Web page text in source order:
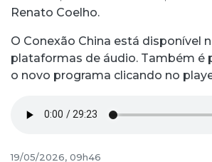
Renato Coelho.
O Conexão China está disponível
plataformas de áudio. Também é
o novo programa clicando no
19/05/2026, 09h46